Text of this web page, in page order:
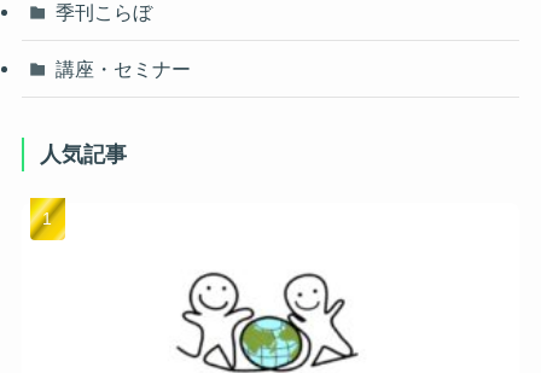
季刊こらぼ
講座・セミナー
人気記事